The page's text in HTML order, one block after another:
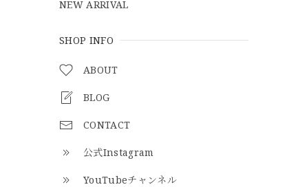
NEW ARRIVAL
SHOP INFO
ABOUT
BLOG
CONTACT
公式Instagram
YouTubeチャンネル